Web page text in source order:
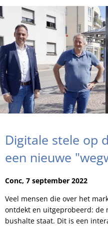
Digitale stele op
een nieuwe
Conc, 7 september 2022
Veel mensen die over het
ontdekt en uitgeprobeerd: de
bushalte staat. Dit is een